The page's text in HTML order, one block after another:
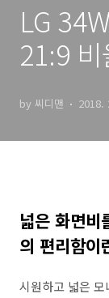
LG
21:9
by 씨디맨 2018.
넓은 화면비
의 편리함이
시원하고 넓은